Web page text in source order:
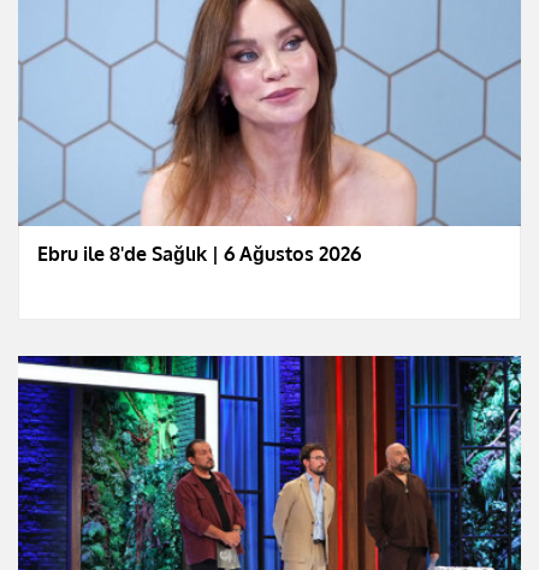
Ebru ile 8'de Sağlık | 6 Ağustos 2026